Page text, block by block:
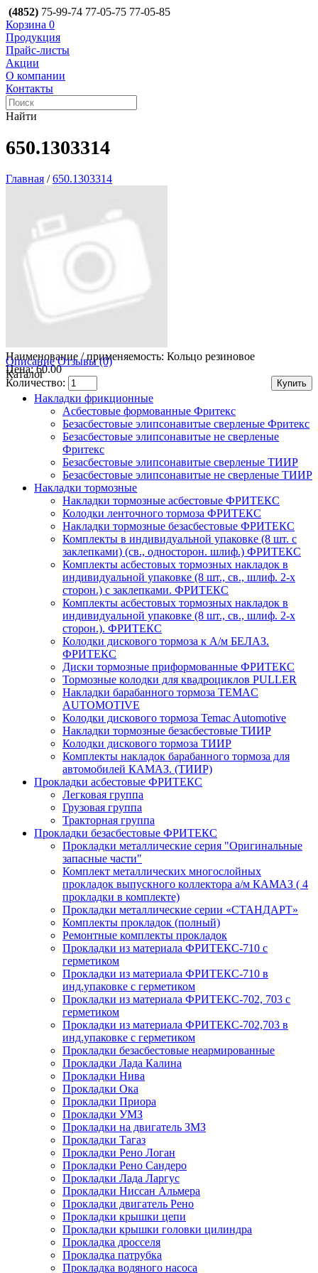
(4852) 75-99-74 77-05-75 77-05-85
Корзина 0
Продукция
Прайс-листы
Акции
О компании
Контакты
Найти
650.1303314
Главная /650.1303314
Наименование / применяемость: Кольцо резиновое
Цена: 60.00
Количество:
Описание Отзывы (0)
Каталог
Накладки фрикционные
Асбестовые формованные Фритекс
Безасбестовые элипсонавитые сверленые Фритекс
Безасбестовые элипсонавитые не сверленые
Фритекс
Безасбестовые элипсонавитые сверленые ТИИР
Безасбестовые элипсонавитые не сверленые ТИИР
Накладки тормозные
Накладки тормозные асбестовые ФРИТЕКС
Колодки ленточного тормоза ФРИТЕКС
Накладки тормозные безасбестовые ФРИТЕКС
Комплекты в индивидуальной упаковке (8 шт. с
заклепками) (св., односторон. шлиф.) ФРИТЕКС
Комплекты асбестовых тормозных накладок в
индивидуальной упаковке (8 шт., св., шлиф. 2-х
сторон.) c заклепками. ФРИТЕКС
Комплекты асбестовых тормозных накладок в
индивидуальной упаковке (8 шт., св., шлиф. 2-х
сторон.). ФРИТЕКС
Колодки дискового тормоза к А/м БЕЛАЗ.
ФРИТЕКС
Диски тормозные приформованные ФРИТЕКС
Тормозные колодки для квадроциклов PULLER
Накладки барабанного тормоза TEMAC
AUTOMOTIVE
Колодки дискового тормоза Temac Automotive
Накладки тормозные безасбестовые ТИИР
Колодки дискового тормоза ТИИР
Комплекты накладок барабанного тормоза для
автомобилей КАМАЗ. (ТИИР)
Прокладки асбестовые ФРИТЕКС
Легковая группа
Грузовая группа
Тракторная группа
Прокладки безасбестовые ФРИТЕКС
Прокладки металлические серия "Оригинальные
запасные части"
Комплект металлических многослойных
прокладок выпускного коллектора а/м КАМАЗ ( 4
прокладки в комплекте)
Прокладки металлические серии «СТАНДАРТ»
Комплекты прокладок (полный)
Ремонтные комплекты прокладок
Прокладки из материала ФРИТЕКС-710 с
герметиком
Прокладки из материала ФРИТЕКС-710 в
инд.упаковке с герметиком
Прокладки из материала ФРИТЕКС-702, 703 с
герметиком
Прокладки из материала ФРИТЕКС-702,703 в
инд.упаковке с герметиком
Прокладки безасбестовые неармированные
Прокладки Лада Калина
Прокладки Нива
Прокладки Ока
Прокладки Приора
Прокладки УМЗ
Прокладки на двигатель ЗМЗ
Прокладки Тагаз
Прокладки Рено Логан
Прокладки Рено Сандеро
Прокладки Лада Ларгус
Прокладки Ниссан Альмера
Прокладки двигатель Рено
Прокладки крышки цепи
Прокладки крышки головки цилиндра
Прокладка дросселя
Прокладка патрубка
Прокладка водяного насоса